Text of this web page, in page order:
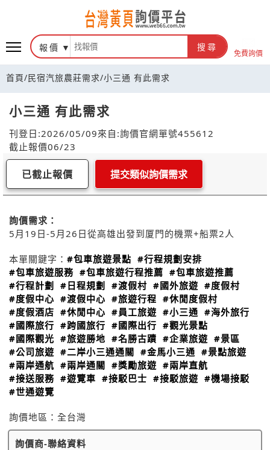
報價 搜尋
免費詢價
首頁/民宿汽旅農莊需求/小三通 有此需求
小三通 有此需求
刊登日:2026/05/09來自:詢價官網單號455612
截止報價06/23
已截止報價 提交類似詢價需求
詢價需求：
5月19日-5月26日從高雄出發到厦門的機票+船票2人
本單關鍵字： #包車旅遊景點 #行程規劃安排
#包車旅遊服務 #包車旅遊行程推薦 #包車旅遊推薦
#行程計劃
#日程規劃 #渡假村 #國外旅遊 #度假村
#度假中心 #渡假中心 #旅遊行程 #休閒度假村
#度假酒店 #休閒中心 #員工旅遊 #小三通 #海外旅行
#國際旅行 #跨國旅行 #國際出行 #觀光景點
#國際觀光 #旅遊勝地 #名勝古蹟 #企業旅遊 #景區
#公司旅遊 #二岸小三通通關 #金馬小三通 #景點旅遊
#兩岸通航 #兩岸通關 #獎勵旅遊 #兩岸直航
#接送服務 #遊覽車 #接駁巴士 #接駁旅遊 #機場接駁
#世通遊覽
詢價地區： 全台灣
詢價商-聯絡資料